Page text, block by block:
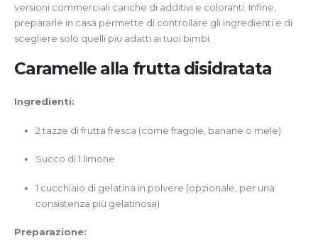
versioni commerciali cariche di additivi e coloranti. Infine,
prepararle in casa permette di controllare gli ingredienti e di
scegliere solo quelli più adatti ai tuoi bimbi.
Caramelle alla frutta disidratata
Ingredienti:
2 tazze di frutta fresca (come fragole, banane o mele)
Succo di 1 limone
1 cucchiaio di gelatina in polvere (opzionale, per una
consistenza più gelatinosa)
Preparazione: